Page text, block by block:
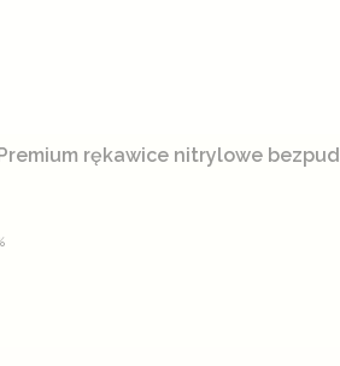
rękawice nitrylowe